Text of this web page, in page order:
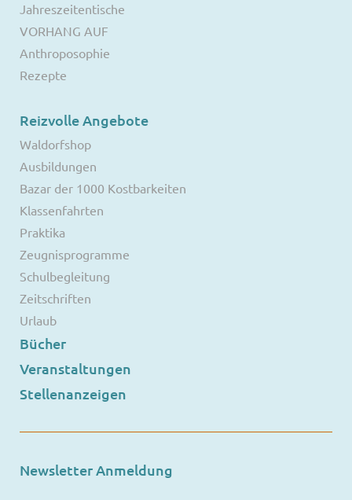
Jahreszeitentische
VORHANG AUF
Anthroposophie
Rezepte
Reizvolle Angebote
Waldorfshop
Ausbildungen
Bazar der 1000 Kostbarkeiten
Klassenfahrten
Praktika
Zeugnisprogramme
Schulbegleitung
Zeitschriften
Urlaub
Bücher
Veranstaltungen
Stellenanzeigen
Newsletter Anmeldung